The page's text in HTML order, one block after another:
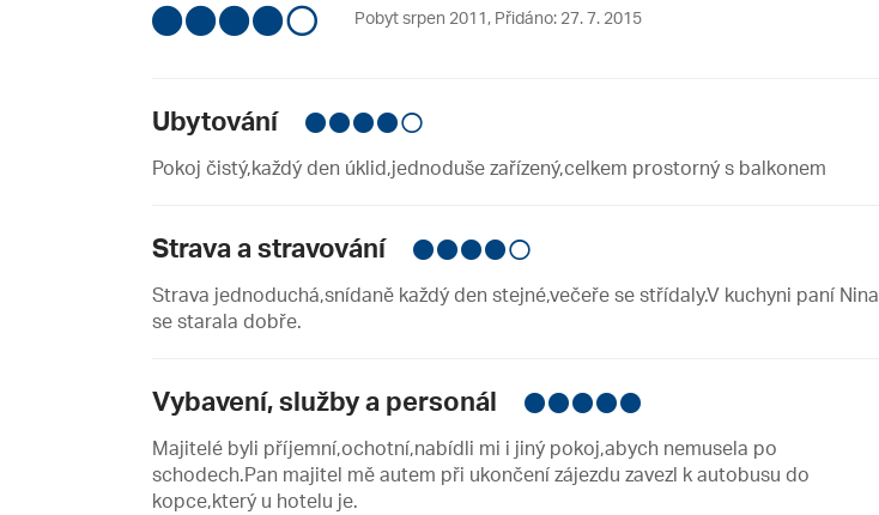
Pobyt srpen 2011, Přidáno: 27. 7. 2015
Ubytování
Pokoj čistý,každý den úklid,jednoduše zařízený,celkem prostorný s balkonem
Strava a stravování
Strava jednoduchá,snídaně každý den stejné,večeře se střídaly.V kuchyni paní Nina
se starala dobře.
Vybavení, služby a personál
Majitelé byli příjemní,ochotní,nabídli mi i jiný pokoj,abych nemusela po
schodech.Pan majitel mě autem při ukončení zájezdu zavezl k autobusu do
kopce,který u hotelu je.